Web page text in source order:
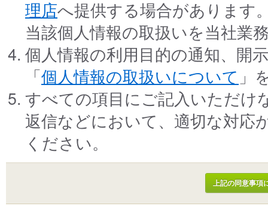
理店へ提供する場合があります
当該個人情報の取扱いを当社業
個人情報の利用目的の通知、開
「個人情報の取扱いについて 」
すべての項目にご記入いただけ
返信などにおいて、適切な対応
ください。